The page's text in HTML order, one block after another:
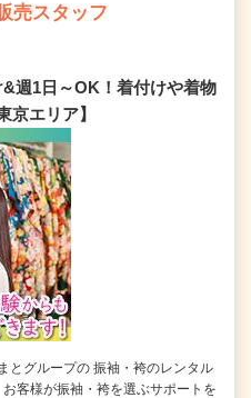
売スタッフ
&週1日～OK！着付けや着物
京エリア】
とグループの 振袖・袴のレンタル
客様が振袖・袴を選ぶサポートを